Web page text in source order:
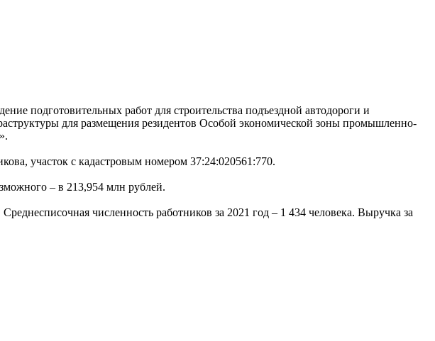
подготовительных работ для строительства подъездной автодороги и
для размещения резидентов Особой экономической зоны промышленно-
участок с кадастровым номером 37:24:020561:770.
– в 213,954 млн рублей.
численность работников за 2021 год – 1 434 человека. Выручка за